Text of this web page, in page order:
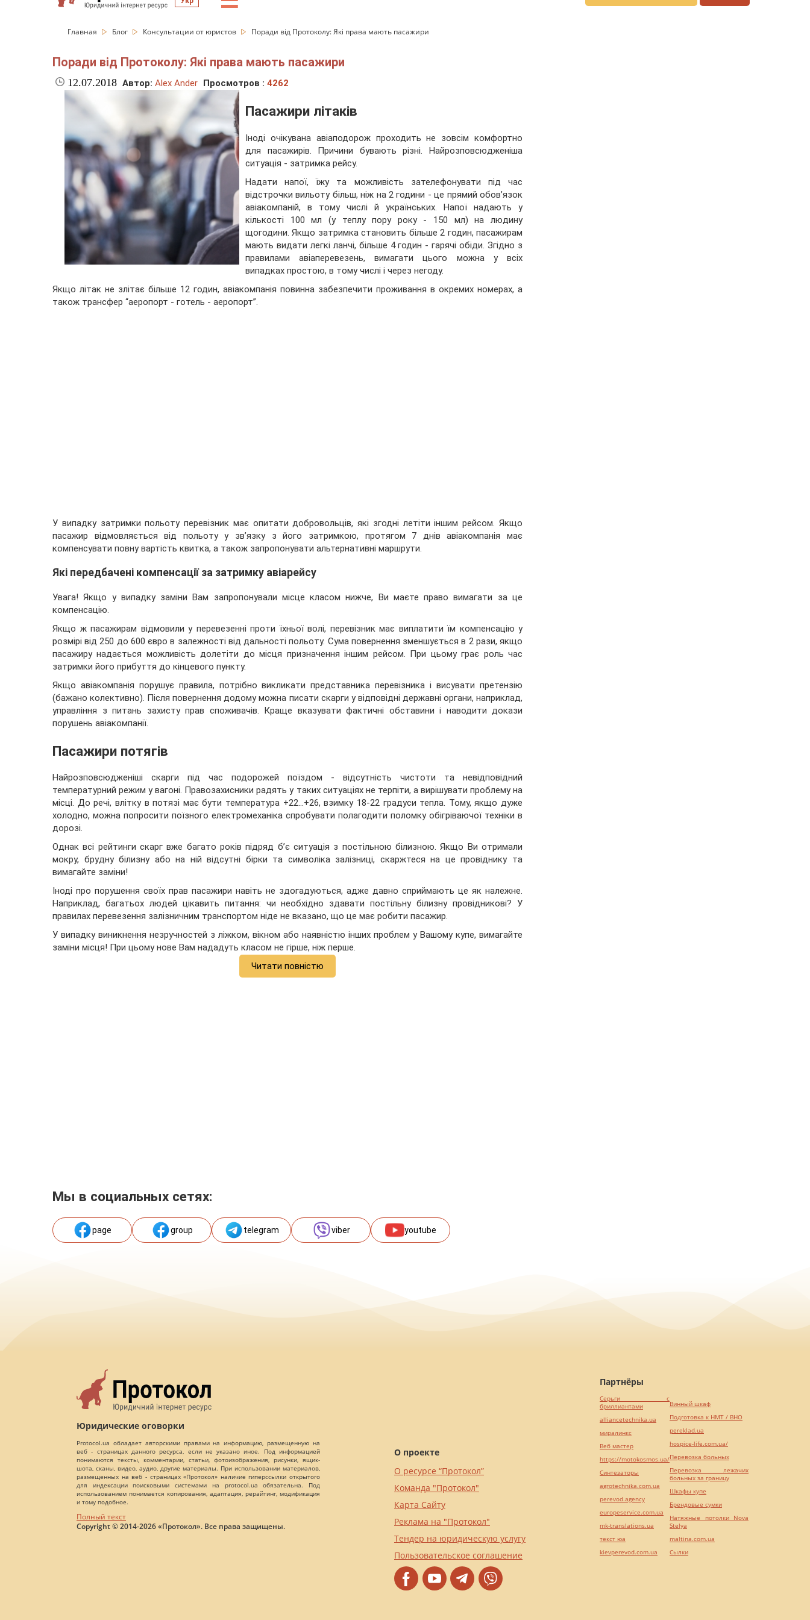
Главная Блог Консультации от юристов Поради від Протоколу: Які права мають пасажири
Поради від Протоколу: Які права мають пасажири
12.07.2018 Автор: Alex Ander Просмотров : 4262
Пасажири літаків
Іноді очікувана авіаподорож проходить не зовсім комфортно
для пасажирів. Причини бувають різні. Найрозповсюдженіша
ситуація - затримка рейсу.
Надати напої, їжу та можливість зателефонувати під час
відстрочки вильоту більш, ніж на 2 години - це прямий обов’язок
авіакомпаній, в тому числі й українських. Напої надають у
кількості 100 мл (у теплу пору року - 150 мл) на людину
щогодини. Якщо затримка становить більше 2 годин, пасажирам
мають видати легкі ланчі, більше 4 годин - гарячі обіди. Згідно з
правилами авіаперевезень, вимагати цього можна у всіх
випадках простою, в тому числі і через негоду.
Якщо літак не злітає більше 12 годин, авіакомпанія повинна забезпечити проживання в окремих номерах, а
також трансфер “аеропорт - готель - аеропорт”.
У випадку затримки польоту перевізник має опитати добровольців, які згодні летіти іншим рейсом. Якщо
пасажир відмовляється від польоту у зв’язку з його затримкою, протягом 7 днів авіакомпанія має
компенсувати повну вартість квитка, а також запропонувати альтернативні маршрути.
Які передбачені компенсації за затримку авіарейсу
Увага! Якщо у випадку заміни Вам запропонували місце класом нижче, Ви маєте право вимагати за це
компенсацію.
Якщо ж пасажирам відмовили у перевезенні проти їхньої волі, перевізник має виплатити їм компенсацію у
розмірі від 250 до 600 євро в залежності від дальності польоту. Сума повернення зменшується в 2 рази, якщо
пасажиру надається можливість долетіти до місця призначення іншим рейсом. При цьому грає роль час
затримки його прибуття до кінцевого пункту.
Якщо авіакомпанія порушує правила, потрібно викликати представника перевізника і висувати претензію
(бажано колективно). Після повернення додому можна писати скарги у відповідні державні органи, наприклад,
управління з питань захисту прав споживачів. Краще вказувати фактичні обставини і наводити докази
порушень авіакомпанії.
Пасажири потягів
Найрозповсюдженіші скарги під час подорожей поїздом - відсутність чистоти та невідповідний
температурний режим у вагоні. Правозахисники радять у таких ситуаціях не терпіти, а вирішувати проблему на
місці. До речі, влітку в потязі має бути температура +22…+26, взимку 18-22 градуси тепла. Тому, якщо дуже
холодно, можна попросити поїзного електромеханіка спробувати полагодити поломку обігріваючої техніки в
дорозі.
Однак всі рейтинги скарг вже багато років підряд б’є ситуація з постільною білизною. Якщо Ви отримали
мокру, брудну білизну або на ній відсутні бірки та символіка залізниці, скаржтеся на це провіднику та
вимагайте заміни!
Іноді про порушення своїх прав пасажири навіть не здогадуються, адже давно сприймають це як належне.
Наприклад, багатьох людей цікавить питання: чи необхідно здавати постільну білизну провідникові? У
правилах перевезення залізничним транспортом ніде не вказано, що це має робити пасажир.
У випадку виникнення незручностей з ліжком, вікном або наявністю інших проблем у Вашому купе, вимагайте
заміни місця! При цьому нове Вам нададуть класом не гірше, ніж перше.
Читати повністю
Мы в социальных сетях:
page group telegram viber youtube
Юридические оговорки
Protocol.ua обладает авторскими правами на информацию, размещенную на
веб - страницах данного ресурса, если не указано иное. Под информацией
понимаются тексты, комментарии, статьи, фотоизображения, рисунки, ящик-
шота, сканы, видео, аудио, другие материалы. При использовании материалов,
размещенных на веб - страницах «Протокол» наличие гиперссылки открытого
для индексации поисковыми системами на protocol.ua обязательна. Под
использованием понимается копирования, адаптация, рерайтинг, модификация
и тому подобное.
Полный текст
Copyright © 2014-2026 «Протокол». Все права защищены.
О проекте
О ресурсе “Протокол”
Команда "Протокол"
Карта Сайту
Реклама на "Протокол"
Тендер на юридическую услугу
Пользовательское соглашение
Партнёры
Серьги с
бриллиантами
alliancetechnika.ua
миралинкс
Веб мастер
https://motokosmos.ua/
Синтезаторы
agrotechnika.com.ua
perevod.agency
europeservice.com.ua
mk-translations.ua
текст юа
kievperevod.com.ua
Винный шкаф
Подготовка к НМТ / ВНО
pereklad.ua
hospice-life.com.ua/
Перевозка больных
Перевозка лежачих
больных за границу
Шкафы купе
Брендовые сумки
Натяжные потолки Nova
Stelya
maltina.com.ua
Cылки